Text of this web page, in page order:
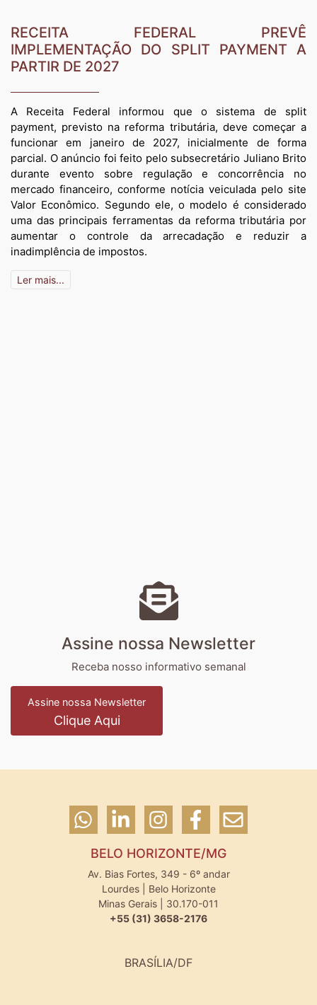
RECEITA FEDERAL PREVÊ
IMPLEMENTAÇÃO DO SPLIT PAYMENT A
PARTIR DE 2027
A Receita Federal informou que o sistema de split
payment, previsto na reforma tributária, deve começar a
funcionar em janeiro de 2027, inicialmente de forma
parcial. O anúncio foi feito pelo subsecretário Juliano Brito
durante evento sobre regulação e concorrência no
mercado financeiro, conforme notícia veiculada pelo site
Valor Econômico. Segundo ele, o modelo é considerado
uma das principais ferramentas da reforma tributária por
aumentar o controle da arrecadação e reduzir a
inadimplência de impostos.
Ler mais...
Assine nossa Newsletter
Receba nosso informativo semanal
Assine nossa Newsletter
Clique Aqui
BELO HORIZONTE/MG
Av. Bias Fortes, 349 - 6º andar
Lourdes | Belo Horizonte
Minas Gerais | 30.170-011
+55 (31) 3658-2176
BRASÍLIA/DF